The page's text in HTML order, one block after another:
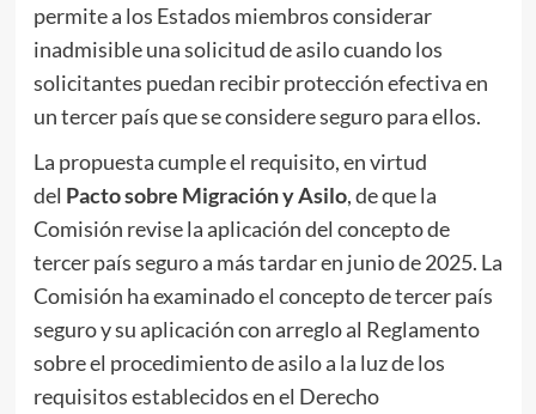
permite a los Estados miembros considerar
inadmisible una solicitud de asilo cuando los
solicitantes puedan recibir protección efectiva en
un tercer país que se considere seguro para ellos.
La propuesta cumple el requisito, en virtud
del Pacto sobre Migración y Asilo, de que la
Comisión revise la aplicación del concepto de
tercer país seguro a más tardar en junio de 2025. La
Comisión ha examinado el concepto de tercer país
seguro y su aplicación con arreglo al Reglamento
sobre el procedimiento de asilo a la luz de los
requisitos establecidos en el Derecho